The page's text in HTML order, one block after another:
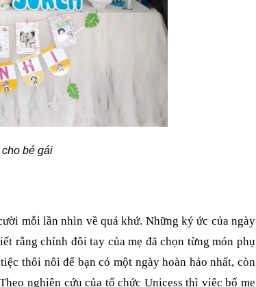
bé gái
mỗi lần nhìn về quá khứ. Những ký ức của ngày
rằng chính đôi tay của mẹ đã chọn từng món phụ
thôi nôi để bạn có một ngày hoàn hảo nhất, còn
nghiên cứu của tổ chức Unicess thì việc bố mẹ